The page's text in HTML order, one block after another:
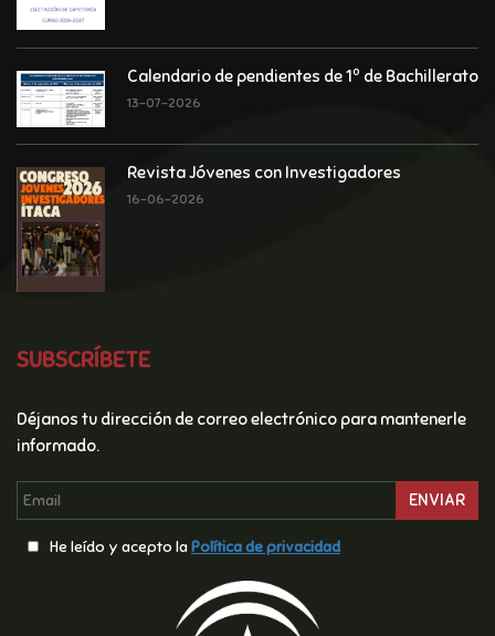
Calendario de pendientes de 1º de Bachillerato
13-07-2026
Revista Jóvenes con Investigadores
16-06-2026
SUBSCRÍBETE
Déjanos tu dirección de correo electrónico para mantenerle
informado.
ENVIAR
He leído y acepto laPolí­tica de privacidad